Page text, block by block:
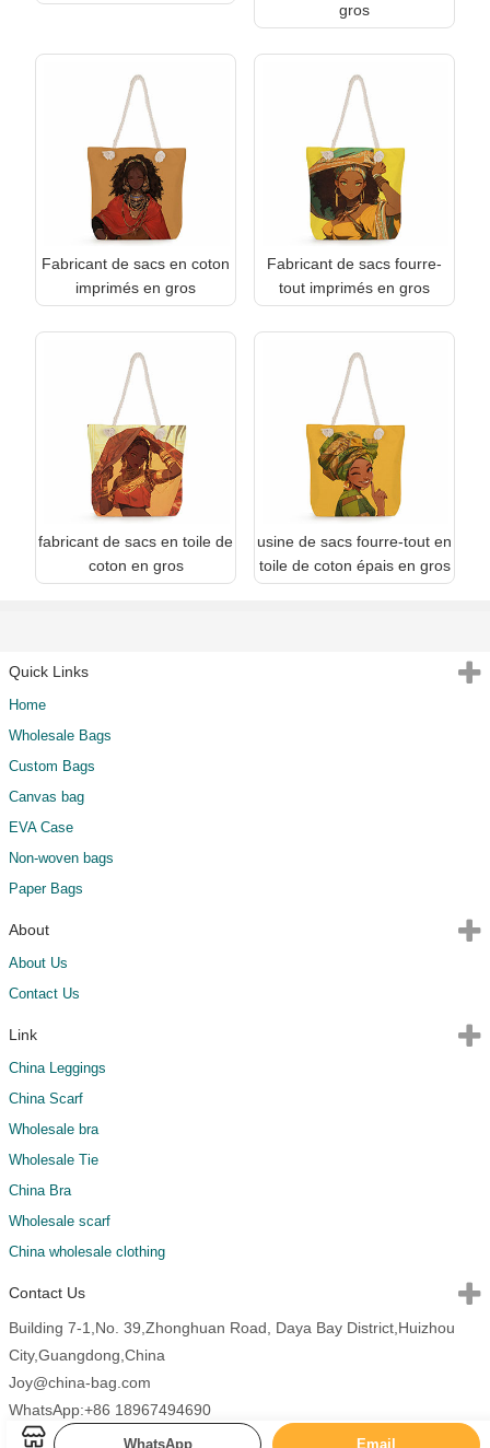
gros
Fabricant de sacs en coton
imprimés en gros
Fabricant de sacs fourre-
tout imprimés en gros
fabricant de sacs en toile de
coton en gros
usine de sacs fourre-tout en
toile de coton épais en gros
Quick Links
Home
Wholesale Bags
Custom Bags
Canvas bag
EVA Case
Non-woven bags
Paper Bags
About
About Us
Contact Us
Link
China Leggings
China Scarf
Wholesale bra
Wholesale Tie
China Bra
Wholesale scarf
China wholesale clothing
Contact Us
Building 7-1,No. 39,Zhonghuan Road, Daya Bay District,Huizhou
City,Guangdong,China
Joy@china-bag.com
WhatsApp:+86 18967494690
WhatsApp Email